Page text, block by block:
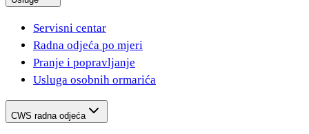
Servisni centar
Radna odjeća po mjeri
Pranje i popravljanje
Usluga osobnih ormarića
CWS radna odjeća